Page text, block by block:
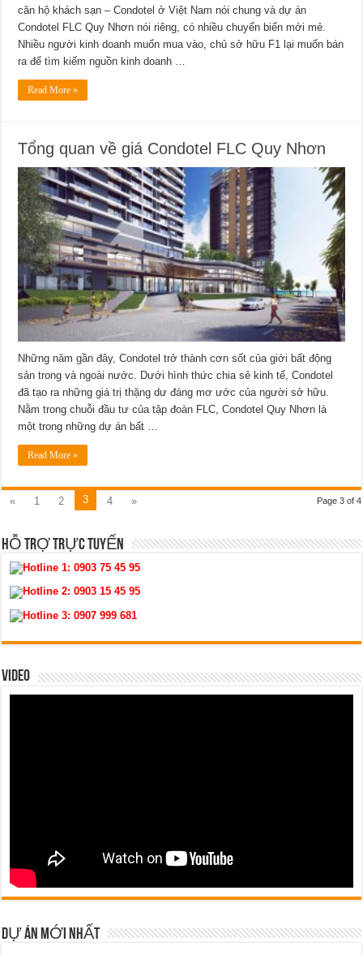
căn hộ khách sạn – Condotel ở Việt Nam nói chung và dự án
Condotel FLC Quy Nhơn nói riêng, có nhiều chuyển biến mới mẻ.
Nhiều người kinh doanh muốn mua vào, chủ sở hữu F1 lại muốn bán
ra để tìm kiếm nguồn kinh doanh …
Read More »
Tổng quan về giá Condotel FLC Quy Nhơn
Những năm gần đây, Condotel trở thành cơn sốt của giới bất động
sản trong và ngoài nước. Dưới hình thức chia sẻ kinh tế, Condotel
đã tạo ra những giá trị thặng dư đáng mơ ước của người sở hữu.
Nằm trong chuỗi đầu tư của tập đoàn FLC, Condotel Quy Nhơn là
một trong những dự án bất …
Read More »
Page 3 of 4
« 1 2 3 4 »
HỖ TRỢ TRỰC TUYẾN
Hotline 1:0903 75 45 95
Hotline 2:0903 15 45 95
Hotline 3:0907 999 681
VIDEO
DỰ ÁN MỚI NHẤT